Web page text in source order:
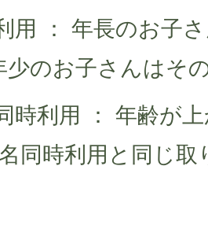
用 ： 年長のお子
少のお子さんはそ
時利用 ： 年齢が
同時利用と同じ取